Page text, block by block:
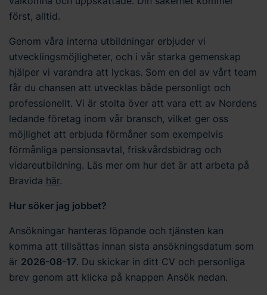
oss gällande ditt samtycke.
först, alltid.
Genom våra interna utbildningar erbjuder vi
utvecklingsmöjligheter, och i vår starka gemenskap
hjälper vi varandra att lyckas. Som en del av vårt team
får du chansen att utvecklas både personligt och
professionellt. Vi är stolta över att vara ett av Nordens
ledande företag inom vår bransch, vilket ger oss
möjlighet att erbjuda förmåner som exempelvis
förmånliga pensionsavtal, friskvårdsbidrag och
vidareutbildning. Läs mer om hur det är att arbeta på
Bravida här.
Hur söker jag jobbet?
Ansökningar hanteras löpande och tjänsten kan
komma att tillsättas innan sista ansökningsdatum som
är 2026-08-17. Du skickar in ditt CV och personliga
brev genom att klicka på knappen Ansök nedan.